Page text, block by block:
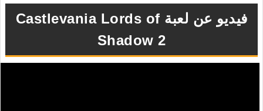
فيديو عن لعبة Castlevania Lords of
Shadow 2